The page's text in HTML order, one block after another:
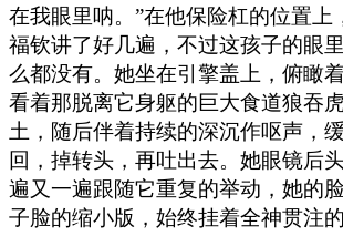
在我眼里呐。”在他保险杠的位置上
福钦讲了好几遍，不过这孩子的眼
么都没有。她坐在引擎盖上，俯瞰
看着那脱离它身躯的巨大食道狼吞
土，随后伴着持续的深沉作呕声，
回，掉转头，再吐出去。她眼镜后
遍又一遍跟随它重复的举动，她
子脸的缩小版，始终挂着全神贯注的